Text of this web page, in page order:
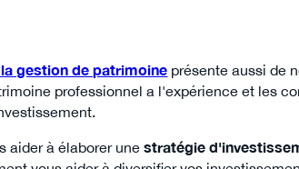
gestion de patrimoine présente aussi de
professionnel a l'expérience et les
aider à élaborer unestratégie